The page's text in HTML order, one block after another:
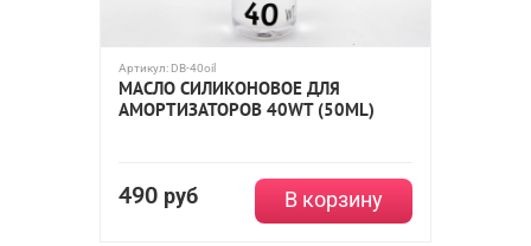
Артикул: DB-40oil
МАСЛО СИЛИКОНОВОЕ ДЛЯ
АМОРТИЗАТОРОВ 40WT (50ML)
490 руб В корзину